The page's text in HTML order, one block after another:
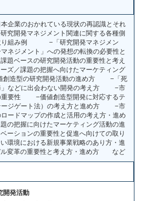
企業のおかれている現状の再認識とそれ
開発マネジメント関連に関する各種側
り組み例 −「研究開発マネジメン
ネジメント」への発想の転換の必要性と
ベースの研究開発活動の重要性と考え
／課題の把握へ向けたマーケティング
創造型の研究開発活動の進め方 −「死
」などに出会わない開発の考え方 −市
重要性 −価値創造型開発に対応するテ
ージゲート法）の考え方と進め方 −市
ードマップの作成と活用の考え方・進め
把握に向けたマーケティング活動の進
ションの重要性と促進へ向けての取り
境における新規事業戦略のあり方・進
革の重要性と考え方・進め方 など
開発活動